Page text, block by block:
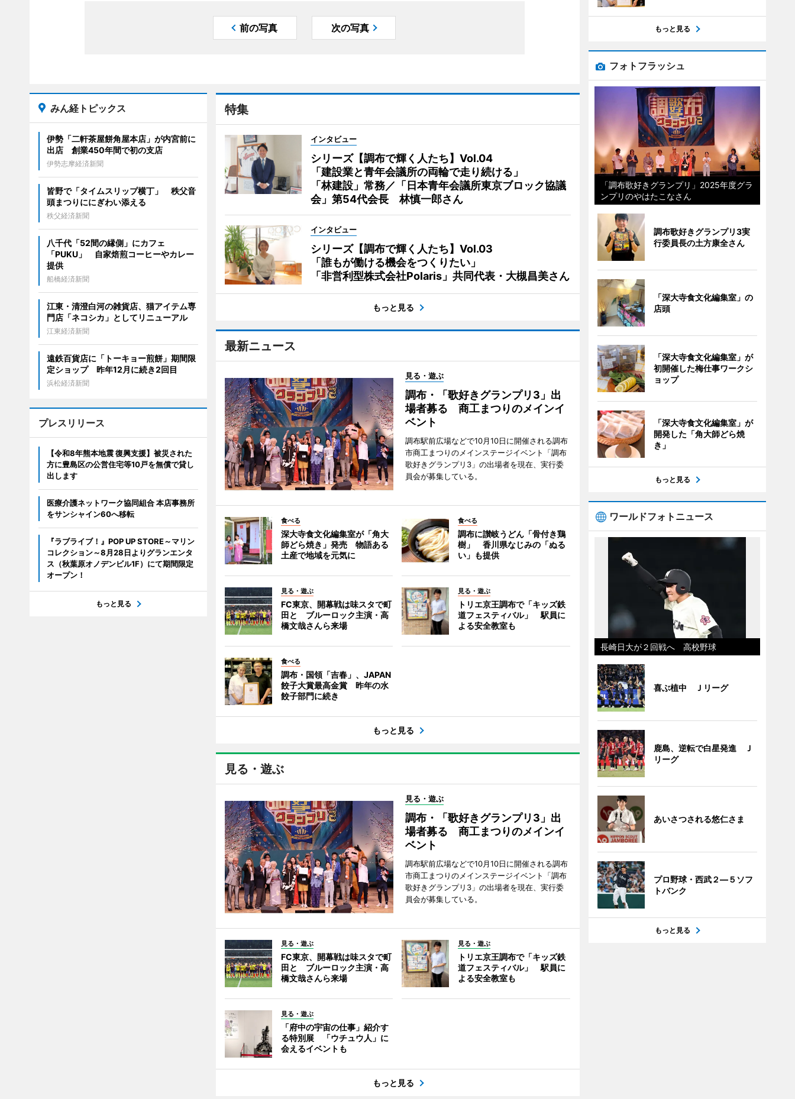
前の写真 次の写真
特集
インタビュー
シリーズ【調布で輝く人たち】Vol.04
「建設業と青年会議所の両輪で走り続ける」
「林建設」常務／「日本青年会議所東京ブロック協議
会」第54代会長 林慎一郎さん
インタビュー
シリーズ【調布で輝く人たち】Vol.03
「誰もが働ける機会をつくりたい」
「非営利型株式会社Polaris」共同代表・大槻昌美さん
もっと見る
最新ニュース
見る・遊ぶ
調布・「歌好きグランプリ3」出
場者募る 商工まつりのメインイ
ベント
調布駅前広場などで10月10日に開催される調布
市商工まつりのメインステージイベント「調布
歌好きグランプリ3」の出場者を現在、実行委
員会が募集している。
食べる
深大寺食文化編集室が「角大
師どら焼き」発売 物語ある
土産で地域を元気に
食べる
調布に讃岐うどん「骨付き鶏
樹」 香川県なじみの「ぬる
い」も提供
見る・遊ぶ
FC東京、開幕戦は味スタで町
田と ブルーロック主演・高
橋文哉さんら来場
見る・遊ぶ
トリエ京王調布で「キッズ鉄
道フェスティバル」 駅員に
よる安全教室も
食べる
調布・国領「吉春」、JAPAN
餃子大賞最高金賞 昨年の水
餃子部門に続き
もっと見る
見る・遊ぶ
見る・遊ぶ
調布・「歌好きグランプリ3」出
場者募る 商工まつりのメインイ
ベント
調布駅前広場などで10月10日に開催される調布
市商工まつりのメインステージイベント「調布
歌好きグランプリ3」の出場者を現在、実行委
員会が募集している。
見る・遊ぶ
FC東京、開幕戦は味スタで町
田と ブルーロック主演・高
橋文哉さんら来場
見る・遊ぶ
トリエ京王調布で「キッズ鉄
道フェスティバル」 駅員に
よる安全教室も
見る・遊ぶ
「府中の宇宙の仕事」紹介す
る特別展 「ウチュウ人」に
会えるイベントも
もっと見る
みん経トピックス
伊勢「二軒茶屋餅角屋本店」が内宮前に
出店 創業450年間で初の支店
伊勢志摩経済新聞
皆野で「タイムスリップ横丁」 秩父音
頭まつりににぎわい添える
秩父経済新聞
八千代「52間の縁側」にカフェ
「PUKU」 自家焙煎コーヒーやカレー
提供
船橋経済新聞
江東・清澄白河の雑貨店、猫アイテム専
門店「ネコシカ」としてリニューアル
江東経済新聞
遠鉄百貨店に「トーキョー煎餅」期間限
定ショップ 昨年12月に続き2回目
浜松経済新聞
プレスリリース
【令和8年熊本地震 復興支援】被災された
方に豊島区の公営住宅等10戸を無償で貸し
出します
医療介護ネットワーク協同組合 本店事務所
をサンシャイン60へ移転
『ラブライブ！』POP UP STORE～マリン
コレクション～8月28日よりグランエンタ
ス（秋葉原オノデンビル1F）にて期間限定
オープン！
もっと見る
もっと見る
フォトフラッシュ
「調布歌好きグランプリ」2025年度グラ
ンプリのやはたこなさん
調布歌好きグランプリ3実
行委員長の土方康全さん
「深大寺食文化編集室」の
店頭
「深大寺食文化編集室」が
初開催した梅仕事ワークシ
ョップ
「深大寺食文化編集室」が
開発した「角大師どら焼
き」
もっと見る
ワールドフォトニュース
長崎日大が２回戦へ 高校野球
喜ぶ植中 Ｊリーグ
鹿島、逆転で白星発進 Ｊ
リーグ
あいさつされる悠仁さま
プロ野球・西武２―５ソフ
トバンク
もっと見る